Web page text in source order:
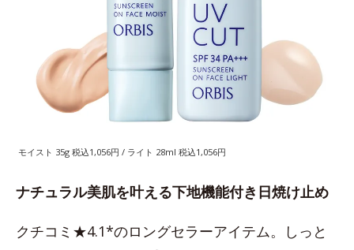
モイスト 35g 税込1,056円 / ライト 28ml 税込1,056円
ナチュラル美肌を叶える下地機能付き日焼け止め
クチコミ★4.1*のロングセラーアイテム。しっと